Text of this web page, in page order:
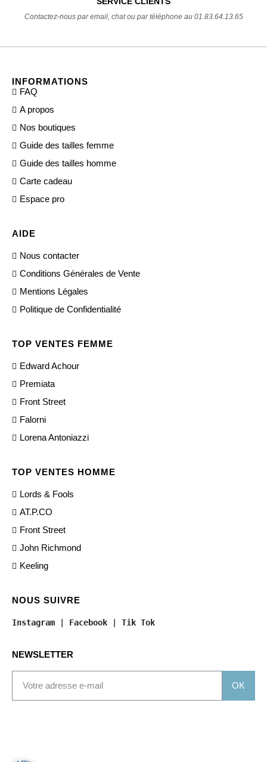
Contactez-nous par email, chat ou par téléphone au 01.83.64.13.65
INFORMATIONS
FAQ
A propos
Nos boutiques
Guide des tailles femme
Guide des tailles homme
Carte cadeau
Espace pro
AIDE
Nous contacter
Conditions Générales de Vente
Mentions Légales
Politique de Confidentialité
TOP VENTES FEMME
Edward Achour
Premiata
Front Street
Falorni
Lorena Antoniazzi
TOP VENTES HOMME
Lords & Fools
AT.P.CO
Front Street
John Richmond
Keeling
NOUS SUIVRE
Instagram Facebook Tik Tok
NEWSLETTER
OK